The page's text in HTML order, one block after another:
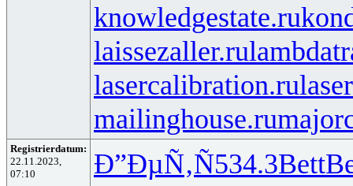
knowledgestate.ru
laissezaller.ru
lasercalibration.ru
mailinghouse.ru
Registrierdatum:
22.11.2023,
07:10
Ð”ÐµÑ‚Ñ534.3Bett